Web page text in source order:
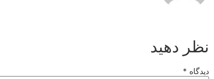
نظر دهید
دیدگاه *